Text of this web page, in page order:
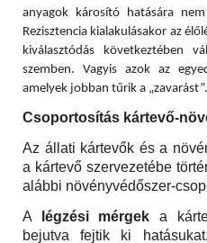
anyagok károsító hatására
Rezisztencia kialakulásakor az
kiválasztódás következtében
szemben. Vagyis azok az
amelyek jobban tűrik a „zavarást”.
Csoportosítás kártevő-
Az állati kártevők és a
a kártevő szervezetébe
alábbi növényvédőszer-
A
légzési mérgek a
bejutva fejtik ki